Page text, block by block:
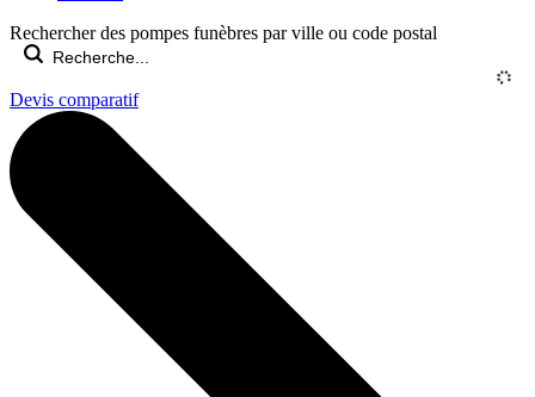
Rechercher des pompes funèbres par ville ou code postal
Devis comparatif